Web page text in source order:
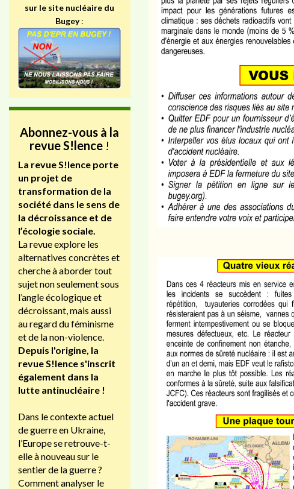
sur le site nucléaire du
Bugey:
Abonnez-vous à la
revue S!lence !
La revue S!lence porte
un projet de
transformation de la
société dans le sens de
la décroissance et de
l’écologie sociale.
La revue explore les
alternatives concrètes et
cherche à aborder tout
sujet non seulement sous
l’angle écologique et
décroissant, mais aussi
au regard du féminisme
et de la non-violence.
Depuis l'origine, la
revue S!lence s'inscrit
également dans la
lutte antinucléaire !
Dans le contexte actuel
de guerre en Ukraine,
l’Europe se retrouve-t-
elle à nouveau sur le
sentier de la guerre ?
Comment analyser le